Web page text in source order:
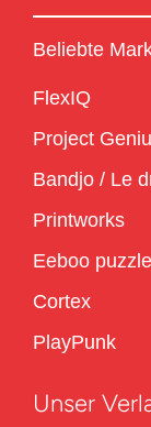
Beliebte
FlexIQ
Project
Bandjo / Le
Printworks
Eeboo
Cortex
PlayPunk
Unser